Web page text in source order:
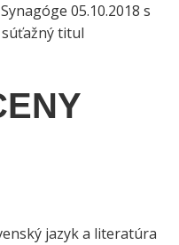
05.10.2018 s
titul
jazyk a literatúra